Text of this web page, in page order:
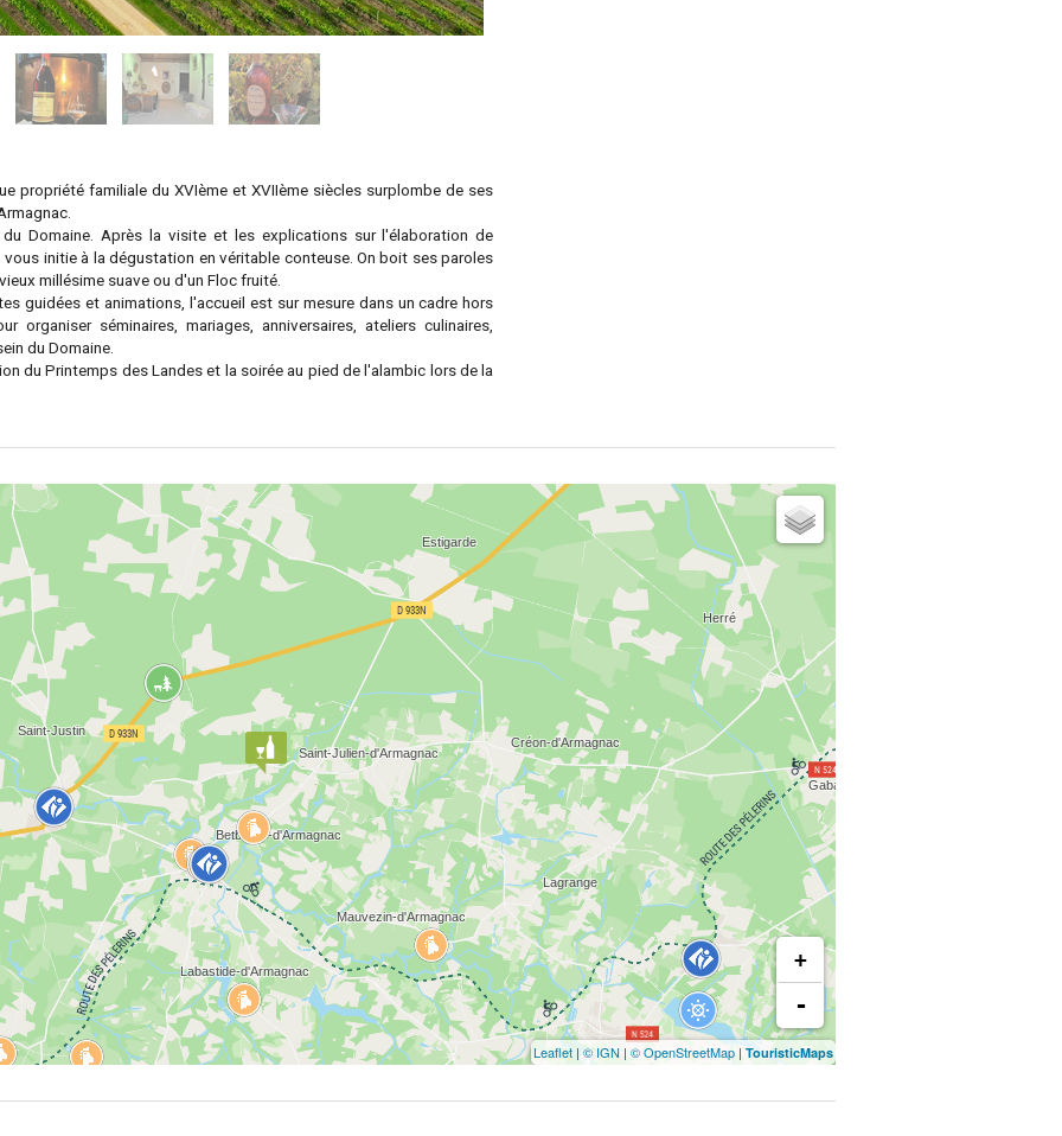
propriété familiale du XVIème et XVIIème siècles surplombe de ses
Domaine. Après la visite et les explications sur l'élaboration de
initie à la dégustation en véritable conteuse. On boit ses paroles
millésime suave ou d'un Floc fruité.
guidées et animations, l'accueil est sur mesure dans un cadre hors
séminaires, mariages, anniversaires, ateliers culinaires,
du Domaine.
du Printemps des Landes et la soirée au pied de l'alambic lors de la
+
-
Leaflet | © IGN | © OpenStreetMap | TouristicMaps